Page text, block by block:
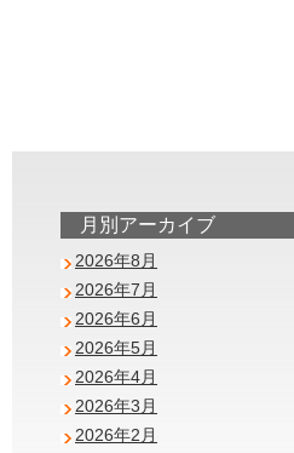
月別アーカイブ
2026年8月
2026年7月
2026年6月
2026年5月
2026年4月
2026年3月
2026年2月